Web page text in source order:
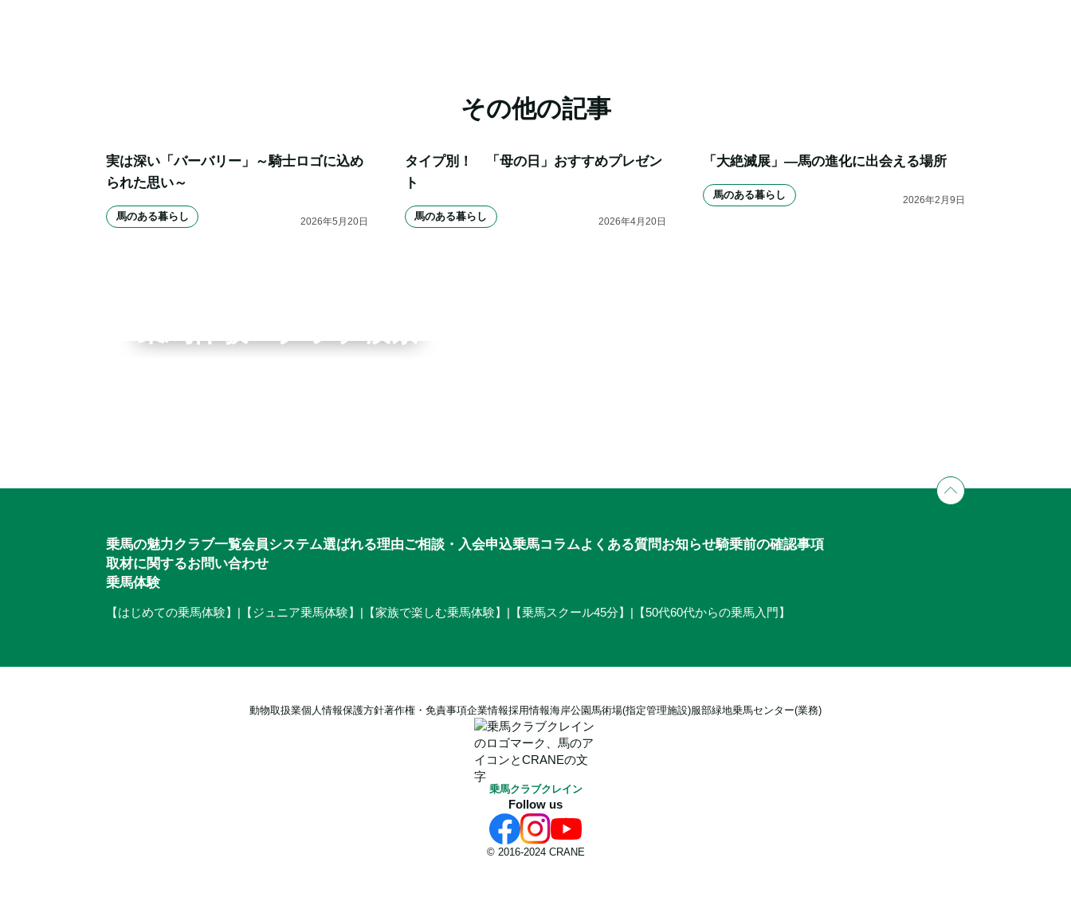
その他の記事
実は深い「バーバリー」～騎士ロゴに込め
られた思い～
馬のある暮らし 2026年5 月 20日
タイプ別！　「母の日」おすすめプレゼン
ト
馬のある暮らし 2026年4月20日
「大絶滅展」—馬の進化に出会える場所
馬のある暮らし 2026年2 月 9 日
個別相談承ります
乗馬の魅力クラブ一覧会員システム選ばれる理由ご相談・入会申込乗馬コラムよくある質問お知らせ騎乗前の確認事項
取材に関するお問い合わせ
乗馬体験
【はじめての乗馬体験】 | 【ジュニア乗馬体験】 | 【家族で楽しむ乗馬体験】 | 【乗馬スクール45分】 | 【50代60代からの乗馬入門】
動物取扱業個人情報保護方針著作権・免責事項企業情報採用情報海岸公園馬術場(指定管理施設)服部緑地乗馬センター(業務)
乗馬クラブクレイン
Follow us
© 2016-2024 CRANE